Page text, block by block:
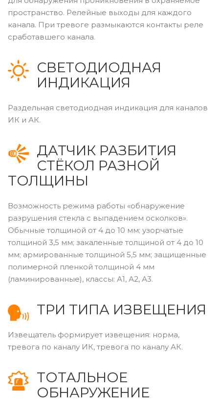
пространство. Релейные выходы для каждого
канала. При тревоге размыкаются контакты реле
сработавшего канала.
СВЕТОДИОДНАЯ
ИНДИКАЦИЯ
Раздельная светодиодная индикация для каналов
ИК и АК.
ДАТЧИК РАЗБИТИЯ
СТЁКОЛ РАЗНОЙ
ТОЛЩИНЫ
Возможность режима работы «обнаружение
разрушения стекла с выпадением осколков».
Обычные толщиной от 4 до 10 мм; узорчатые
толщиной 3,5 мм; закаленные толщиной от 4 до 10
мм; армированные толщиной 5,5 мм; защищенные
полимерной пленкой толщиной 4 мм
(ламинированные), классы: А1, А2, А3.
ТРИ ТИПА ИЗВЕЩЕНИЯ
Извещатель формирует извещения: норма,
тревога по каналу ИК, тревога по каналу АК.
ТОТАЛЬНОЕ
ОБНАРУЖЕНИЕ